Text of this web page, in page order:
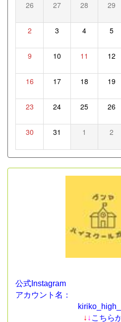
26 27 28 29
2 3 4 5
9 10 11 12
16 17 18 19
23 24 25 26
30 31 1 2
公式Instagram
アカウント名：
↓ ↓ こちら